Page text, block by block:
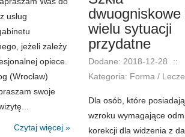
usług
jeżeli zależy
opiece.
(Wrocław)
swoje
Czytaj więcej »
dwuogniskowe
wielu sytuacji
przydatne
Dodane: 2018-12-28
::
Kategoria: Forma /
Dla osób, które
wzroku wymagające
korekcji dla widzenia z